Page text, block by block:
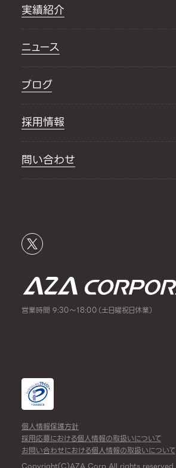
実績紹介
ニュース
ブログ
採用情報
問い合わせ
営業時間 9:30～18:00（土日曜祝日休業）
個人情報保護方針
採用応募における個人情報の取扱いについて
お問い合わせにおける個人情報の取扱いについて